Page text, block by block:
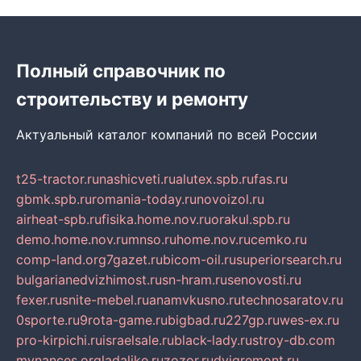
Полный справочник по
строительству и ремонту
Актуальный каталог компаний по всей России
t25-tractor.runashicveti.rualutex.spb.rufas.ru
gbmk.spb.ruromania-today.runovoizol.ru
airheat-spb.rufisika.home.nov.ruorakul.spb.ru
demo.home.nov.rumnso.ruhome.nov.rucemko.ru
comp-land.org7gazet.rubicom-oil.rusuperiorsearch.ru
bulgarianedvizhimost.rusn-hram.rusenovosti.ru
fexer.rusnite-mebel.ruanamvkusno.rutechnosaratov.ru
0sporte.ru9rota-game.rubigbad.ru227gp.ruwes-ex.ru
pro-kirpichi.ruisraelsale.rublack-lady.rustroy-db.com